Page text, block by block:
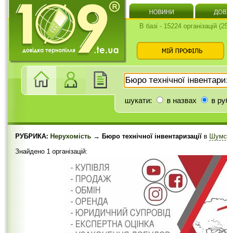
В базі - 15224 організацій
шукати: в назвах в
РУБРИКА: Нерухомість → Бюро технічної інвентаризації в
Знайдено 1 організацій: